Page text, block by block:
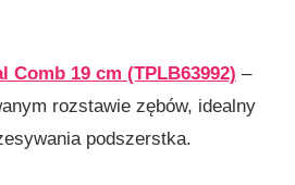
Comb 19 cm (TPLB63992) –
rozstawie zębów, idealny
podszerstka.